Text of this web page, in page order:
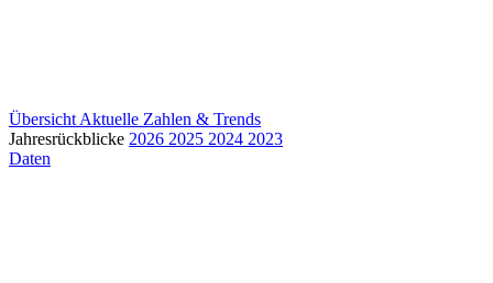
Übersicht Aktuelle Zahlen & Trends
Jahresrückblicke 2026 2025 2024 2023
Daten